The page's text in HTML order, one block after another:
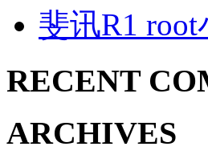
斐讯R1
RECENT
ARCHIVES